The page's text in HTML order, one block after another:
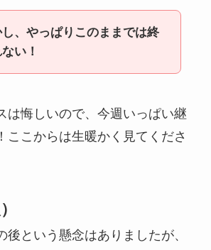
し、やっぱりこのままでは終
い！
は悔しいので、今週いっぱい継
ここからは生暖かく見てくださ
後という懸念はありましたが、